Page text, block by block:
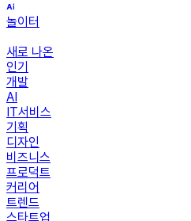
놀이터
새로 나온
인기
개발
AI
IT서비스
기획
디자인
비즈니스
프로덕트
커리어
트렌드
스타트업